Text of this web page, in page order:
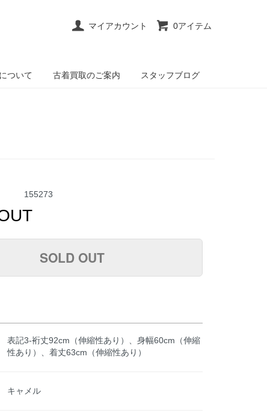
マイアカウント 0アイテム
ついて 古着買取のご案内 スタッフブログ
155273
SOLD OUT
表記3-裄丈92cm（伸縮性あり）、身幅60cm（伸縮
性あり）、着丈63cm（伸縮性あり）
キャメル